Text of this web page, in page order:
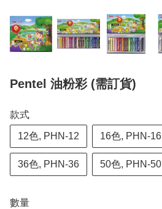
Pentel 油粉彩 (需訂貨)
款式
12色, PHN-12 16色, PHN-16
36色, PHN-36 50色, PHN-50
數量